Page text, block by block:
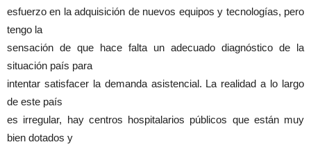
esfuerzo en la adquisición de nuevos equipos y tecnologías, pero
tengo la
sensación de que hace falta un adecuado diagnóstico de la
situación país para
intentar satisfacer la demanda asistencial. La realidad a lo largo
de este país
es irregular, hay centros hospitalarios públicos que están muy
bien dotados y